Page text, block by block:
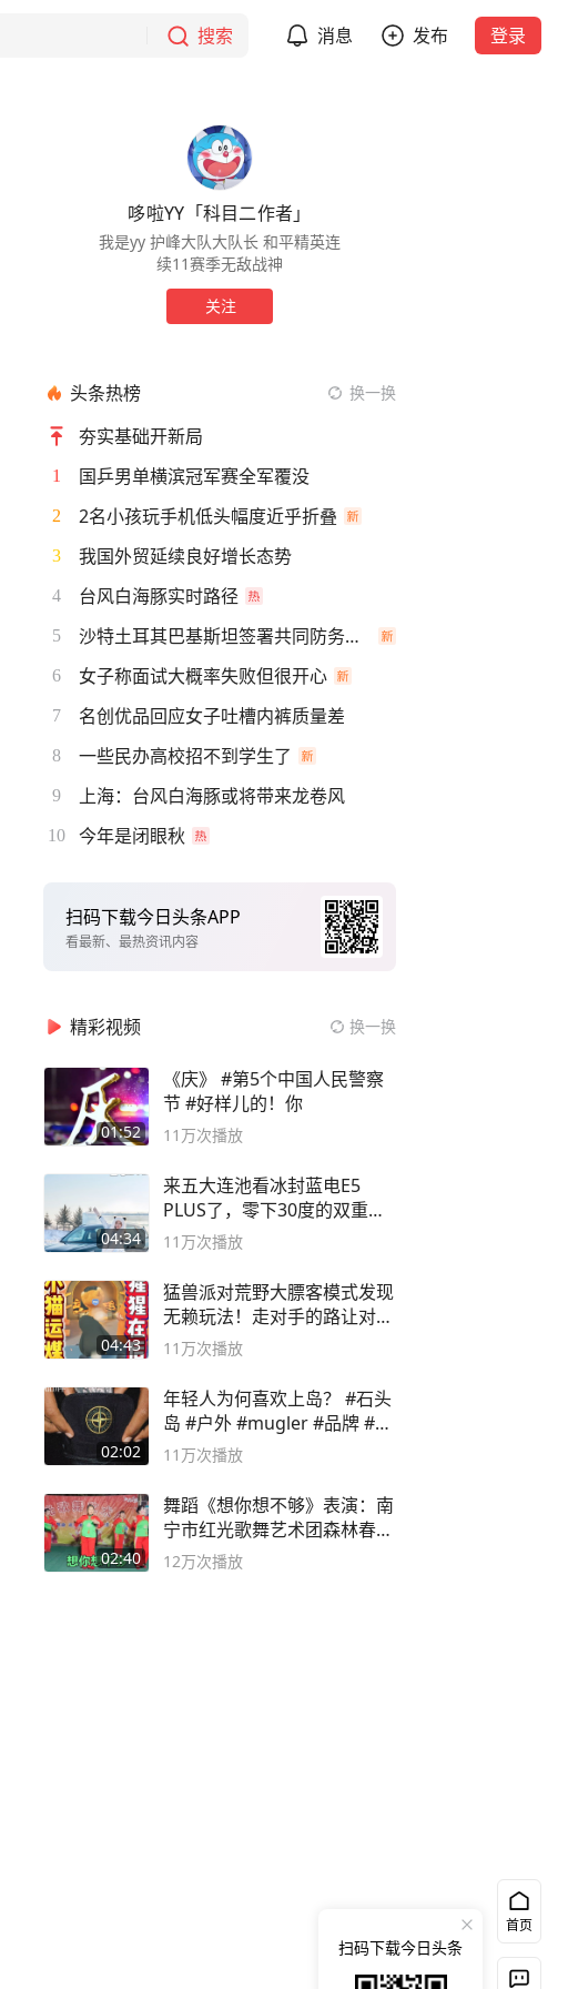
搜索 消息 发布 登录
哆啦YY「科目二作者」
我是yy 护峰大队大队长 和平精英连
续11赛季无敌战神
关注
头条热榜 换一换
夯实基础开新局
1 国乒男单横滨冠军赛全军覆没
2 2名小孩玩手机低头幅度近乎折叠
3 我国外贸延续良好增长态势
4 台风白海豚实时路径
5 沙特土耳其巴基斯坦签署共同防务协议
6 女子称面试大概率失败但很开心
7 名创优品回应女子吐槽内裤质量差
8 一些民办高校招不到学生了
9 上海：台风白海豚或将带来龙卷风
10 今年是闭眼秋
扫码下载今日头条APP
看最新、最热资讯内容
精彩视频 换一换
01:52
《庆》 #第5个中国人民警察
节 #好样儿的！你
11万次播放
04:34
来五大连池看冰封蓝电E5
PLUS了，零下30度的双重冰
封40小时全录
11万次播放
04:43
猛兽派对荒野大膘客模式发现
无赖玩法！走对手的路让对手
无路可走
11万次播放
02:02
年轻人为何喜欢上岛？ #石头
岛 #户外 #mugler #品牌 #足
球流氓
11万次播放
02:40
舞蹈《想你想不够》表演：南
宁市红光歌舞艺术团森林春红
舞蹈队。
12万次播放
首页
扫码下载今日头条